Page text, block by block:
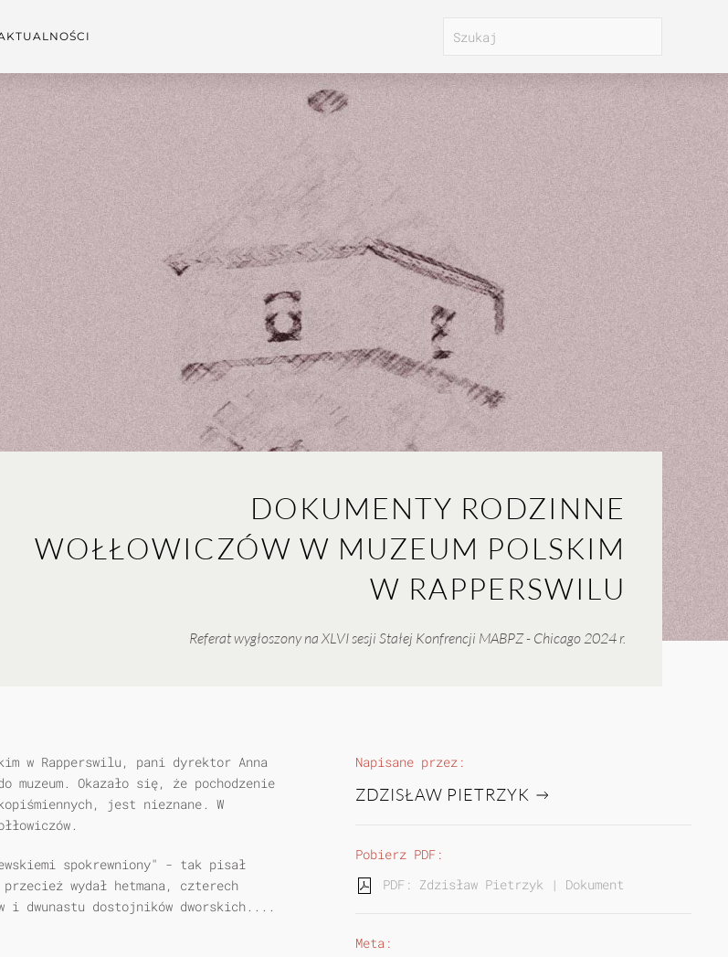
DOKUMENTY RODZINNE
WOŁŁOWICZÓW W MUZEUM POLSKIM
W RAPPERSWILU
Referat wygłoszony na XLVI sesji Stałej Konfrencji MABPZ - Chicago 2024 r.
w Rapperswilu, pani dyrektor Anna
Okazało się, że pochodzenie
jest nieznane. W
spokrewniony" - tak pisał
wydał hetmana, czterech
i dwunastu dostojników dworskich....
Napisane przez:
ZDZISŁAW PIETRZYK
Pobierz PDF:
PDF: Zdzisław Pietrzyk | Dokumenty rodzinne
Meta: